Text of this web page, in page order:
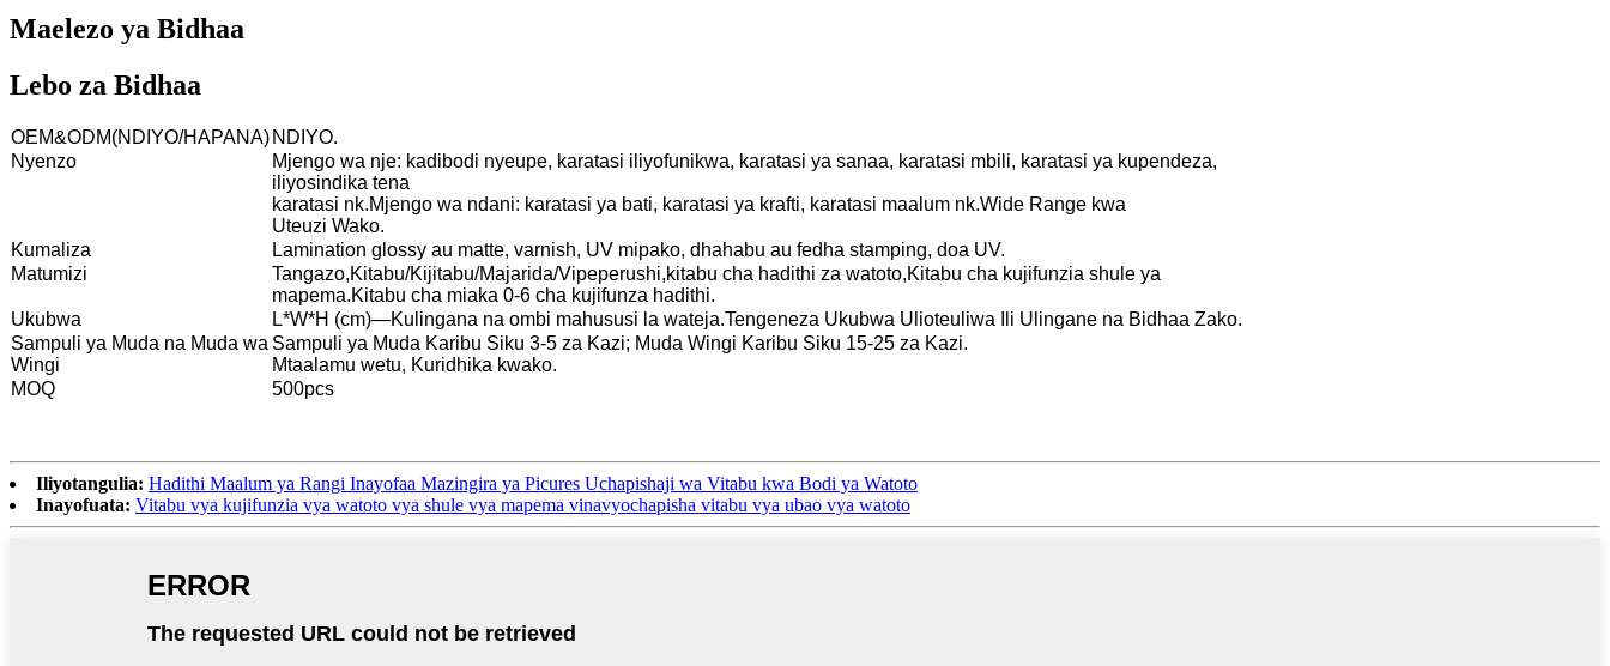
Maelezo ya Bidhaa
Lebo za Bidhaa
OEM&ODM(NDIYO/HAPANA) NDIYO.
Nyenzo
Mjengo wa nje: kadibodi nyeupe, karatasi iliyofunikwa, karatasi ya sanaa, karatasi mbili, karatasi ya kupendeza,
iliyosindika tena
karatasi nk.Mjengo wa ndani: karatasi ya bati, karatasi ya krafti, karatasi maalum nk.Wide Range kwa
Uteuzi Wako.
Kumaliza
Lamination glossy au matte, varnish, UV mipako, dhahabu au fedha stamping, doa UV.
Matumizi
Tangazo,Kitabu/Kijitabu/Majarida/Vipeperushi,kitabu cha hadithi za watoto,Kitabu cha kujifunzia shule ya
mapema.Kitabu cha miaka 0-6 cha kujifunza hadithi.
Ukubwa
L*W*H (cm)—Kulingana na ombi mahususi la wateja.Tengeneza Ukubwa Ulioteuliwa Ili Ulingane na Bidhaa Zako.
Sampuli ya Muda na Muda wa
Wingi
Sampuli ya Muda Karibu Siku 3-5 za Kazi; Muda Wingi Karibu Siku 15-25 za Kazi.
Mtaalamu wetu, Kuridhika kwako.
MOQ
500pcs
Iliyotangulia: Hadithi Maalum ya Rangi Inayofaa Mazingira ya Picures Uchapishaji wa Vitabu kwa Bodi ya Watoto
Inayofuata: Vitabu vya kujifunzia vya watoto vya shule vya mapema vinavyochapisha vitabu vya ubao vya watoto